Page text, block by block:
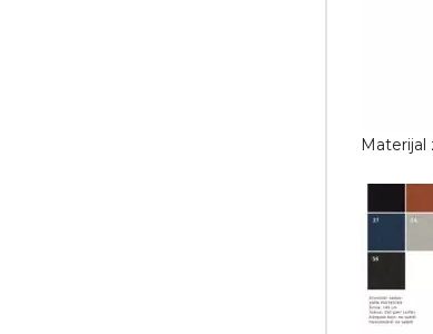
Materijal